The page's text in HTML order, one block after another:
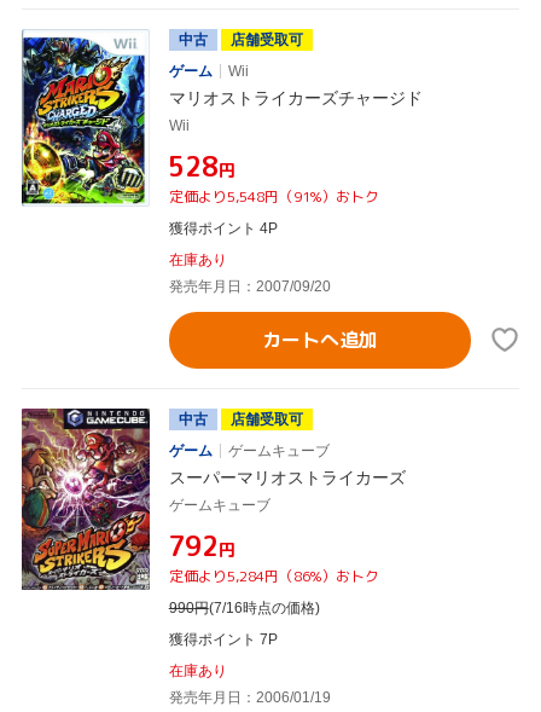
中古
店舗受取可
ゲーム
Wii
マリオストライカーズチャージド
Wii
¥528円
定価より5,548円（91%）おトク
獲得ポイント 4P
在庫あり
発売年月日：2007/09/20
カートへ追加
中古
店舗受取可
ゲーム
ゲームキューブ
スーパーマリオストライカーズ
ゲームキューブ
¥792円
定価より5,284円（86%）おトク
990円(7/16時点の価格)
獲得ポイント 7P
在庫あり
発売年月日：2006/01/19